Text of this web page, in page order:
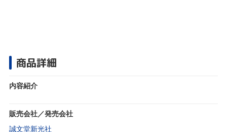
商品詳細
内容紹介
販売会社／発売会社
誠文堂新光社